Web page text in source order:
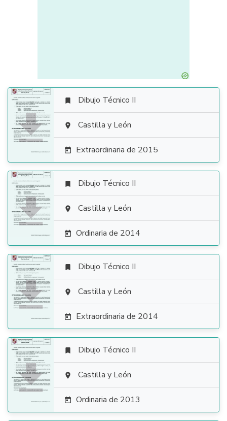

 Dibujo Técnico II
 Castilla y León
 Extraordinaria de 2015

 Dibujo Técnico II
 Castilla y León
 Ordinaria de 2014

 Dibujo Técnico II
 Castilla y León
 Extraordinaria de 2014

 Dibujo Técnico II
 Castilla y León
 Ordinaria de 2013